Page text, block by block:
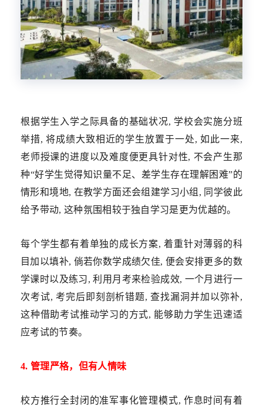
根据学生入学之际具备的基础状况, 学校会实施分班
举措, 将成绩大致相近的学生放置于一处, 如此一来,
老师授课的进度以及难度便更具针对性, 不会产生那
种“好学生觉得知识量不足、差学生存在理解困难”的
情形和境地, 在教学方面还会组建学习小组, 同学彼此
给予带动, 这种氛围相较于独自学习是更为优越的。
每个学生都有着单独的成长方案, 着重针对薄弱的科
目加以填补, 倘若你数学成绩欠佳, 便会安排更多的数
学课时以及练习, 利用月考来检验成效, 一个月进行一
次考试, 考完后即刻剖析错题, 查找漏洞并加以弥补,
这种借助考试推动学习的方式, 能够助力学生迅速适
应考试的节奏。
4. 管理严格，但有人情味
校方推行全封闭的准军事化管理模式, 作息时间有着